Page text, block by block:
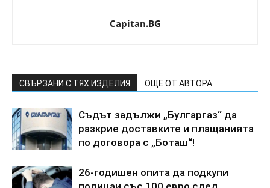
Capitan.BG
СВЪРЗАНИ С ТЯХ ИЗДЕЛИЯ ОЩЕ ОТ АВТОРА
Съдът задължи „Булгаргаз“ да
разкрие доставките и плащанията
по договора с „Боташ“!
26-годишен опита да подкупи